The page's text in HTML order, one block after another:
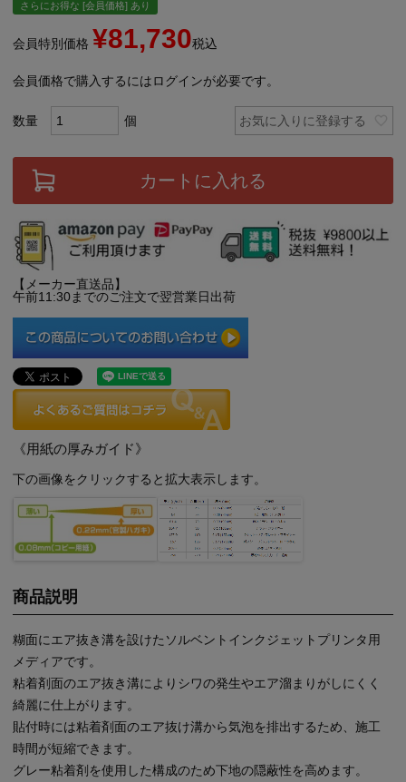
さらにお得な [会員価格] あり
会員特別価格 ¥81,730税込
会員価格で購入するにはログインが必要です。
お気に入りに登録する
カートに入れる
【メーカー直送品】
午前11:30までのご注文で翌営業日出荷
《用紙の厚みガイド》
下の画像をクリックすると拡大表示します。
商品説明
糊面にエア抜き溝を設けたソルベントインクジェットプリンタ用
メディアです。
粘着剤面のエア抜き溝によりシワの発生やエア溜まりがしにくく
綺麗に仕上がります。
貼付時には粘着剤面のエア抜け溝から気泡を排出するため、施工
時間が短縮できます。
グレー粘着剤を使用した構成のため下地の隠蔽性を高めます。